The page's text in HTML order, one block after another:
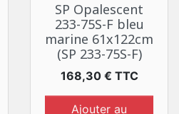
SP Opalescent
233-75S-F bleu
marine 61x122cm
(SP 233-75S-F)
Prix
168,30 € TTC
Ajouter au